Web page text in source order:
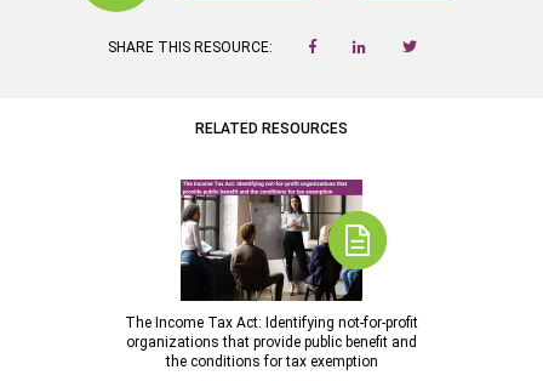
SHARE THIS RESOURCE:
RELATED RESOURCES
The Income Tax Act: Identifying not-for-profit
organizations that provide public benefit and
the conditions for tax exemption